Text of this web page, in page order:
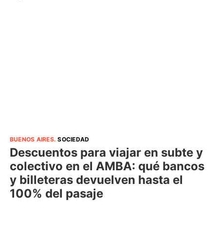
BUENOS AIRES.SOCIEDAD
Descuentos para viajar en subte y
colectivo en el AMBA: qué bancos
y billeteras devuelven hasta el
100% del pasaje